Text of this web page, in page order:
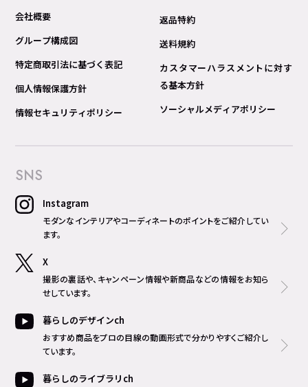
会社概要
グループ構成図
特定商取引法に基づく表記
個人情報保護方針
情報セキュリティポリシー
返品特約
送料規約
カスタマーハラスメントに対す
る基本方針
ソーシャルメディアポリシー
SNS
Instagram
モダンなインテリアやコーディネートのポイントをご紹介してい
ます。
X
撮影の裏話や、キャンペーン情報や新商品などの情報をお知ら
せしています。
暮らしのデザインch
おすすめ商品をプロの目線の動画形式で分かりやすくご紹介し
ています。
暮らしのライブラリch